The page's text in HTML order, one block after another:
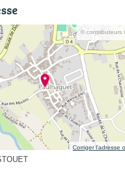
© contributeurs
Corriger l’adresse